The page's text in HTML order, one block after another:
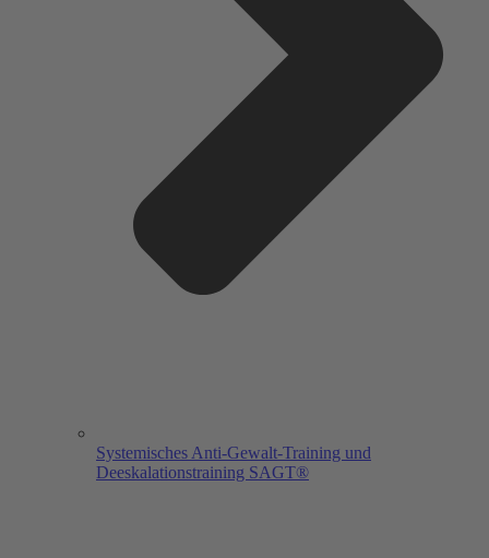
Systemisches Anti-Gewalt-Training und
Deeskalationstraining SAGT®